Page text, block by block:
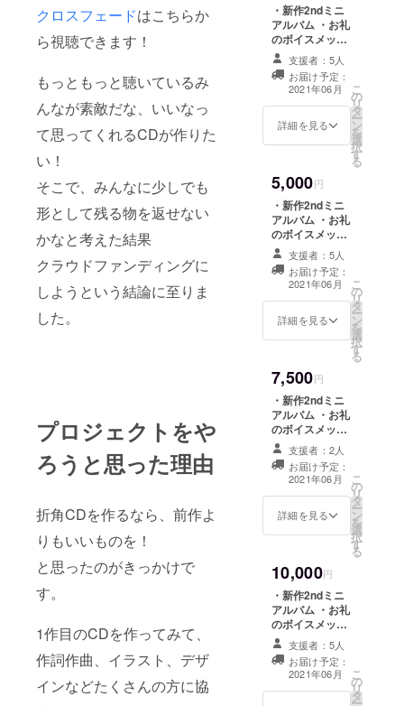
クロスフェードはこちらか
ら視聴できます！
もっともっと聴いているみ
んなが素敵だな、いいなっ
て思ってくれるCDが作りた
い！
そこで、みんなに少しでも
形として残る物を返せない
かなと考えた結果
クラウドファンディングに
しようという結論に至りま
した。
プロジェクトをや
ろうと思った理由
折角CDを作るなら、前作よ
りもいいものを！
と思ったのがきっかけで
す。
1作目のCDを作ってみて、
作詞作曲、イラスト、デザ
インなどたくさんの方に協
・新作2ndミニ
アルバム ・お礼
のボイスメッ
セージ支援者：5人
お届け予定：
2021年06月
詳細を見る
こ
の
リ
タ
ー
ン
を
選
択
す
る
5,000円
・新作2ndミニ
アルバム ・お礼
のボイスメッ
セージ ・歌詞
カード内スペ
シャルサンクス
欄にお名前記載
※お名前の記入が
必要なリターン
ます ※記入がな
い場合は
CAMPFIREにて
使用されている
ハンドルネーム
を使用させて頂
きますご了承く
ださい。
支援者：5人
お届け予定：
2021年06月
詳細を見る
こ
の
リ
タ
ー
ン
を
選
択
す
る
7,500円
・新作2ndミニ
アルバム ・お礼
のボイスメッ
セージ ・歌詞
カード内スペ
シャルサンクス
欄にお名前記載
・アルバム用描
き下ろしグッズ
※お名前の記入が
は、備考欄に記
載をお願い致し
ます ※記入がな
い場合は
CAMPFIREにて
使用されている
ハンドルネーム
を使用させて頂
きますご了承く
支援者：2人
お届け予定：
2021年06月
詳細を見る
こ
の
リ
タ
ー
ン
を
選
択
す
る
10,000円
・新作2ndミニ
アルバム ・お礼
のボイスメッ
セージ ・歌詞
カード内スペ
シャルサンクス
欄にお名前記載
・アルバム用描
支援者：5人
お届け予定：
2021年06月
こ
の
リ
タ